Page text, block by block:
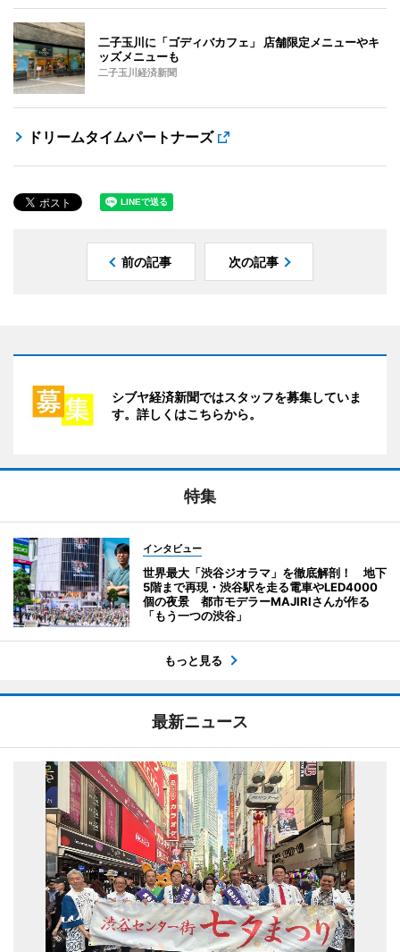
二子玉川に「ゴディバカフェ」 店舗限定メニューやキ
ッズメニューも
二子玉川経済新聞
ドリームタイムパートナーズ
前の記事 次の記事
シブヤ経済新聞ではスタッフを募集していま
す。詳しくはこちらから。
特集
インタビュー
世界最大「渋谷ジオラマ」を徹底解剖！ 地下
5階まで再現・渋谷駅を走る電車やLED4000
個の夜景 都市モデラーMAJIRIさんが作る
「もう一つの渋谷」
もっと見る
最新ニュース